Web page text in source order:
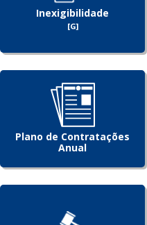
Inexigibilidade
[G]
Plano de Contratações
Anual